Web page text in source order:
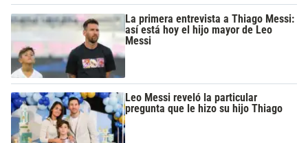
La primera entrevista a Thiago Messi:
así está hoy el hijo mayor de Leo
Messi
Leo Messi reveló la particular
pregunta que le hizo su hijo Thiago